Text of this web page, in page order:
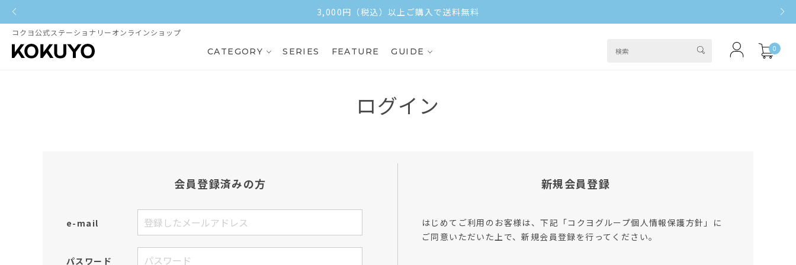
3,000円（税込）以上ご購入で送料無料
コクヨ公式ステーショナリーオンラインショップ
CATEGORY SERIES FEATURE GUIDE 0
ログイン
会員登録済みの方
e-mail
パスワード
新規会員登録
はじめてご利用のお客様は、下記「コクヨグループ個人情報保護方針」に
ご同意いただいた上で、新規会員登録を行ってください。